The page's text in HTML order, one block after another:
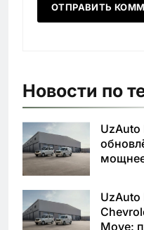
Новости по
UzAuto
UzAuto
Move: